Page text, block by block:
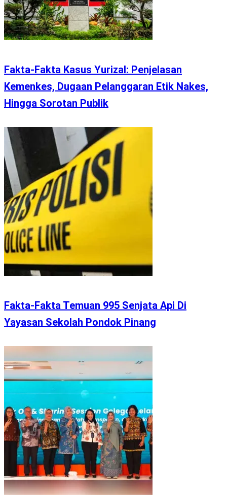
Fakta-Fakta Kasus Yurizal: Penjelasan
Kemenkes, Dugaan Pelanggaran Etik Nakes,
Hingga Sorotan Publik
Fakta-Fakta Temuan 995 Senjata Api Di
Yayasan Sekolah Pondok Pinang